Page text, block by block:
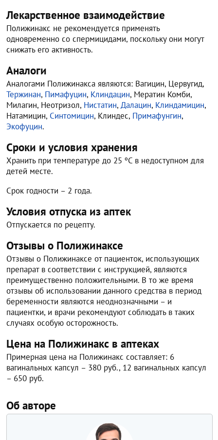
Лекарственное взаимодействие
Полижинакс не рекомендуется применять
одновременно со спермицидами, поскольку они могут
снижать его активность.
Аналоги
Аналогами Полижинакса являются: Вагицин, Цервугид,
Тержинан, Пимафуцин, Клиндацин, Мератин Комби,
Милагин, Неотризол, Нистатин,Далацин, Клиндамицин,
Натамицин, Синтомицин, Клиндес, Примафунгин,
Экофуцин.
Сроки и условия хранения
Хранить при температуре до 25 ºС в недоступном для
детей месте.
Срок годности – 2 года.
Условия отпуска из аптек
Отпускается по рецепту.
Отзывы о Полижинаксе
Отзывы о Полижинаксе от пациенток, использующих
препарат в соответствии с инструкцией, являются
преимущественно положительными. В то же время
отзывы об использовании данного средства в период
беременности являются неоднозначными – и
пациентки, и врачи рекомендуют соблюдать в таких
случаях особую осторожность.
Цена на Полижинакс в аптеках
Примерная цена на Полижинакс составляет: 6
вагинальных капсул – 380 руб., 12 вагинальных капсул
– 650 руб.
Об авторе